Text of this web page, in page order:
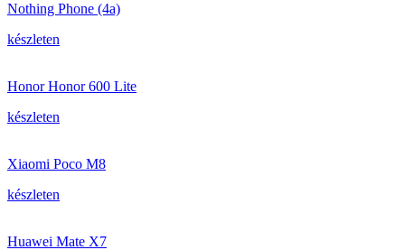
Nothing Phone (4a)
készleten
Honor Honor 600 Lite
készleten
Xiaomi Poco M8
készleten
Huawei Mate X7